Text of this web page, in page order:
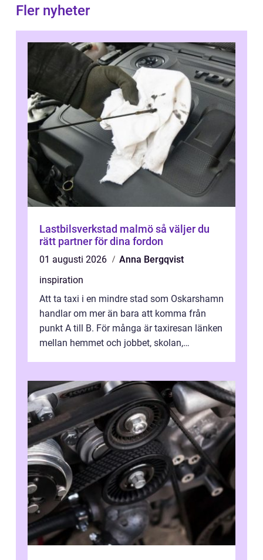
Fler nyheter
Lastbilsverkstad malmö så väljer du
rätt partner för dina fordon
01 augusti 2026
Anna Bergqvist
inspiration
Att ta taxi i en mindre stad som Oskarshamn
handlar om mer än bara att komma från
punkt A till B. För många är taxiresan länken
mellan hemmet och jobbet, skolan,